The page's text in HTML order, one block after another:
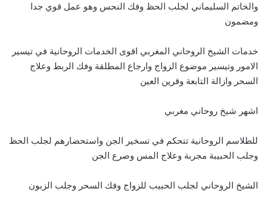
والخاتم السليماني لجلب الحظ وفك النحس وهو عمل قوي جدا
ومضمون
خدمات الشيخ الروحاني المغربي اقوى الخدمات الروحانية في تيسير
الامور وتيسير موضوع الزواج وارجاع المطلقة وفك الربط وعلاج
السحر وازالة التابعة وقرين العين
اشهر شيخ روحاني مغربي
للطلاسم الروحانية تتحكم في تسخير الجن واستحضارهم لجلب الحظ
وجلب الحبيبة مجربة وعلاج المس وصرع الجن
الشيخ الروحاني لجلب الحبيب للزواج وفك السحر وجلب الزبون